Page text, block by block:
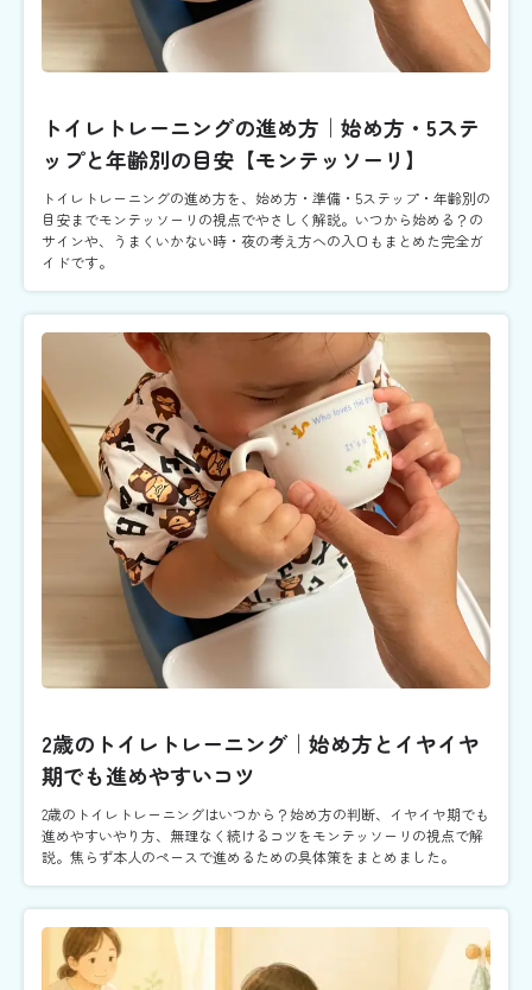
トイレトレーニングの進め方｜始め方・5ステ
ップと年齢別の目安【モンテッソーリ】
トイレトレーニングの進め方を、始め方・準備・5ステップ・年齢別の
目安までモンテッソーリの視点でやさしく解説。いつから始める？の
サインや、うまくいかない時・夜の考え方への入口もまとめた完全ガ
イドです。
2歳のトイレトレーニング｜始め方とイヤイヤ
期でも進めやすいコツ
2歳のトイレトレーニングはいつから？始め方の判断、イヤイヤ期でも
進めやすいやり方、無理なく続けるコツをモンテッソーリの視点で解
説。焦らず本人のペースで進めるための具体策をまとめました。